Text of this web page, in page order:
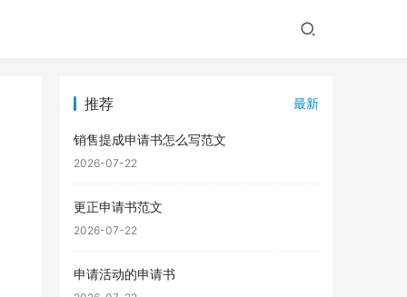
推荐 最新
销售提成申请书怎么写范文
2026-07-22
更正申请书范文
2026-07-22
申请活动的申请书